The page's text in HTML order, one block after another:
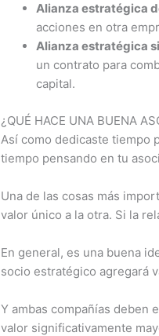
Alianza estratégica
acciones en otra
Alianza estratégica
un contrato para
capital.
¿QUÉ HACE UNA BUENA
Así como dedicaste tiempo
tiempo pensando en tu
Una de las cosas más
valor único a la otra. Si la
En general, es una buena
socio estratégico agregará
Y ambas compañías deben
valor significativamente